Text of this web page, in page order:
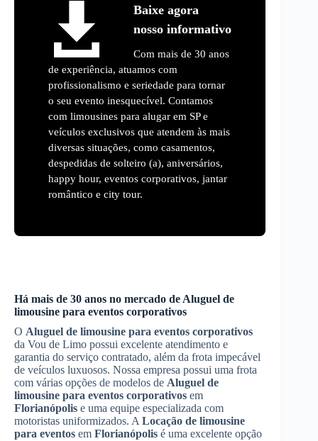
Baixe agora
nosso informativo
Com mais de 30 anos
de experiência, atuamos com
profissionalismo e seriedade para tornar
o seu evento inesquecível. Contamos
com limousines para alugar em SP e
veículos exclusivos que atendem às mais
diversas situações, como casamentos,
despedidas de solteiro (a), aniversários,
happy hour, eventos corporativos, jantar
romântico e city tour.
Há mais de 30 anos no mercado de Aluguel de
limousine para eventos corporativos
O Aluguel de limousine para eventos corporativos
da Vou de Limo possui excelente atendimento e
garantia do serviço contratado, além da frota impecável
de veículos luxuosos. Nossa empresa possui uma frota
com várias opções de modelos de Aluguel de
limousine para eventos corporativos em
Florianópolis e uma equipe especializada com
motoristas uniformizados. A Locação de limousine
para eventos em Florianópolis é uma excelente opção